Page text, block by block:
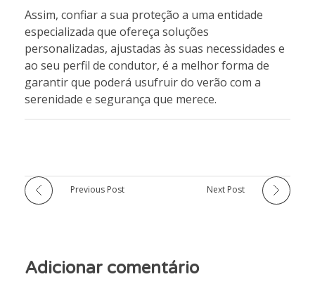
Assim, confiar a sua proteção a uma entidade
especializada que ofereça soluções
personalizadas, ajustadas às suas necessidades e
ao seu perfil de condutor, é a melhor forma de
garantir que poderá usufruir do verão com a
serenidade e segurança que merece.
Previous Post Next Post